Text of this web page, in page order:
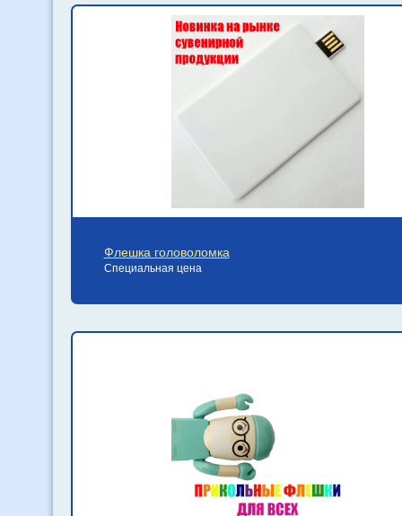
Флешка головоломка
Специальная цена